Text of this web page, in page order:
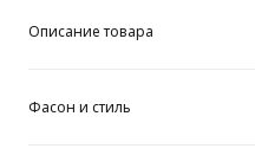
Описание товара
Фасон и стиль